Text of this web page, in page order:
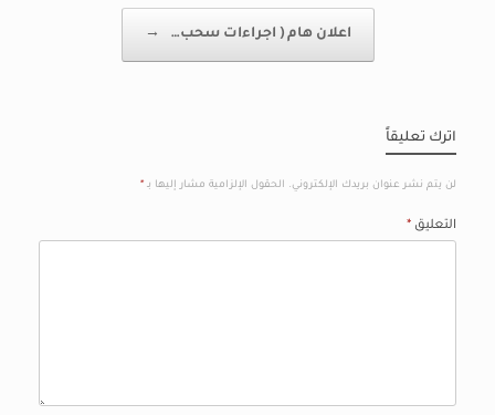
اعلان هام ( اجراءات سحب… →
اترك تعليقاً
لن يتم نشر عنوان بريدك الإلكتروني. الحقول الإلزامية مشار إليها بـ *
التعليق *